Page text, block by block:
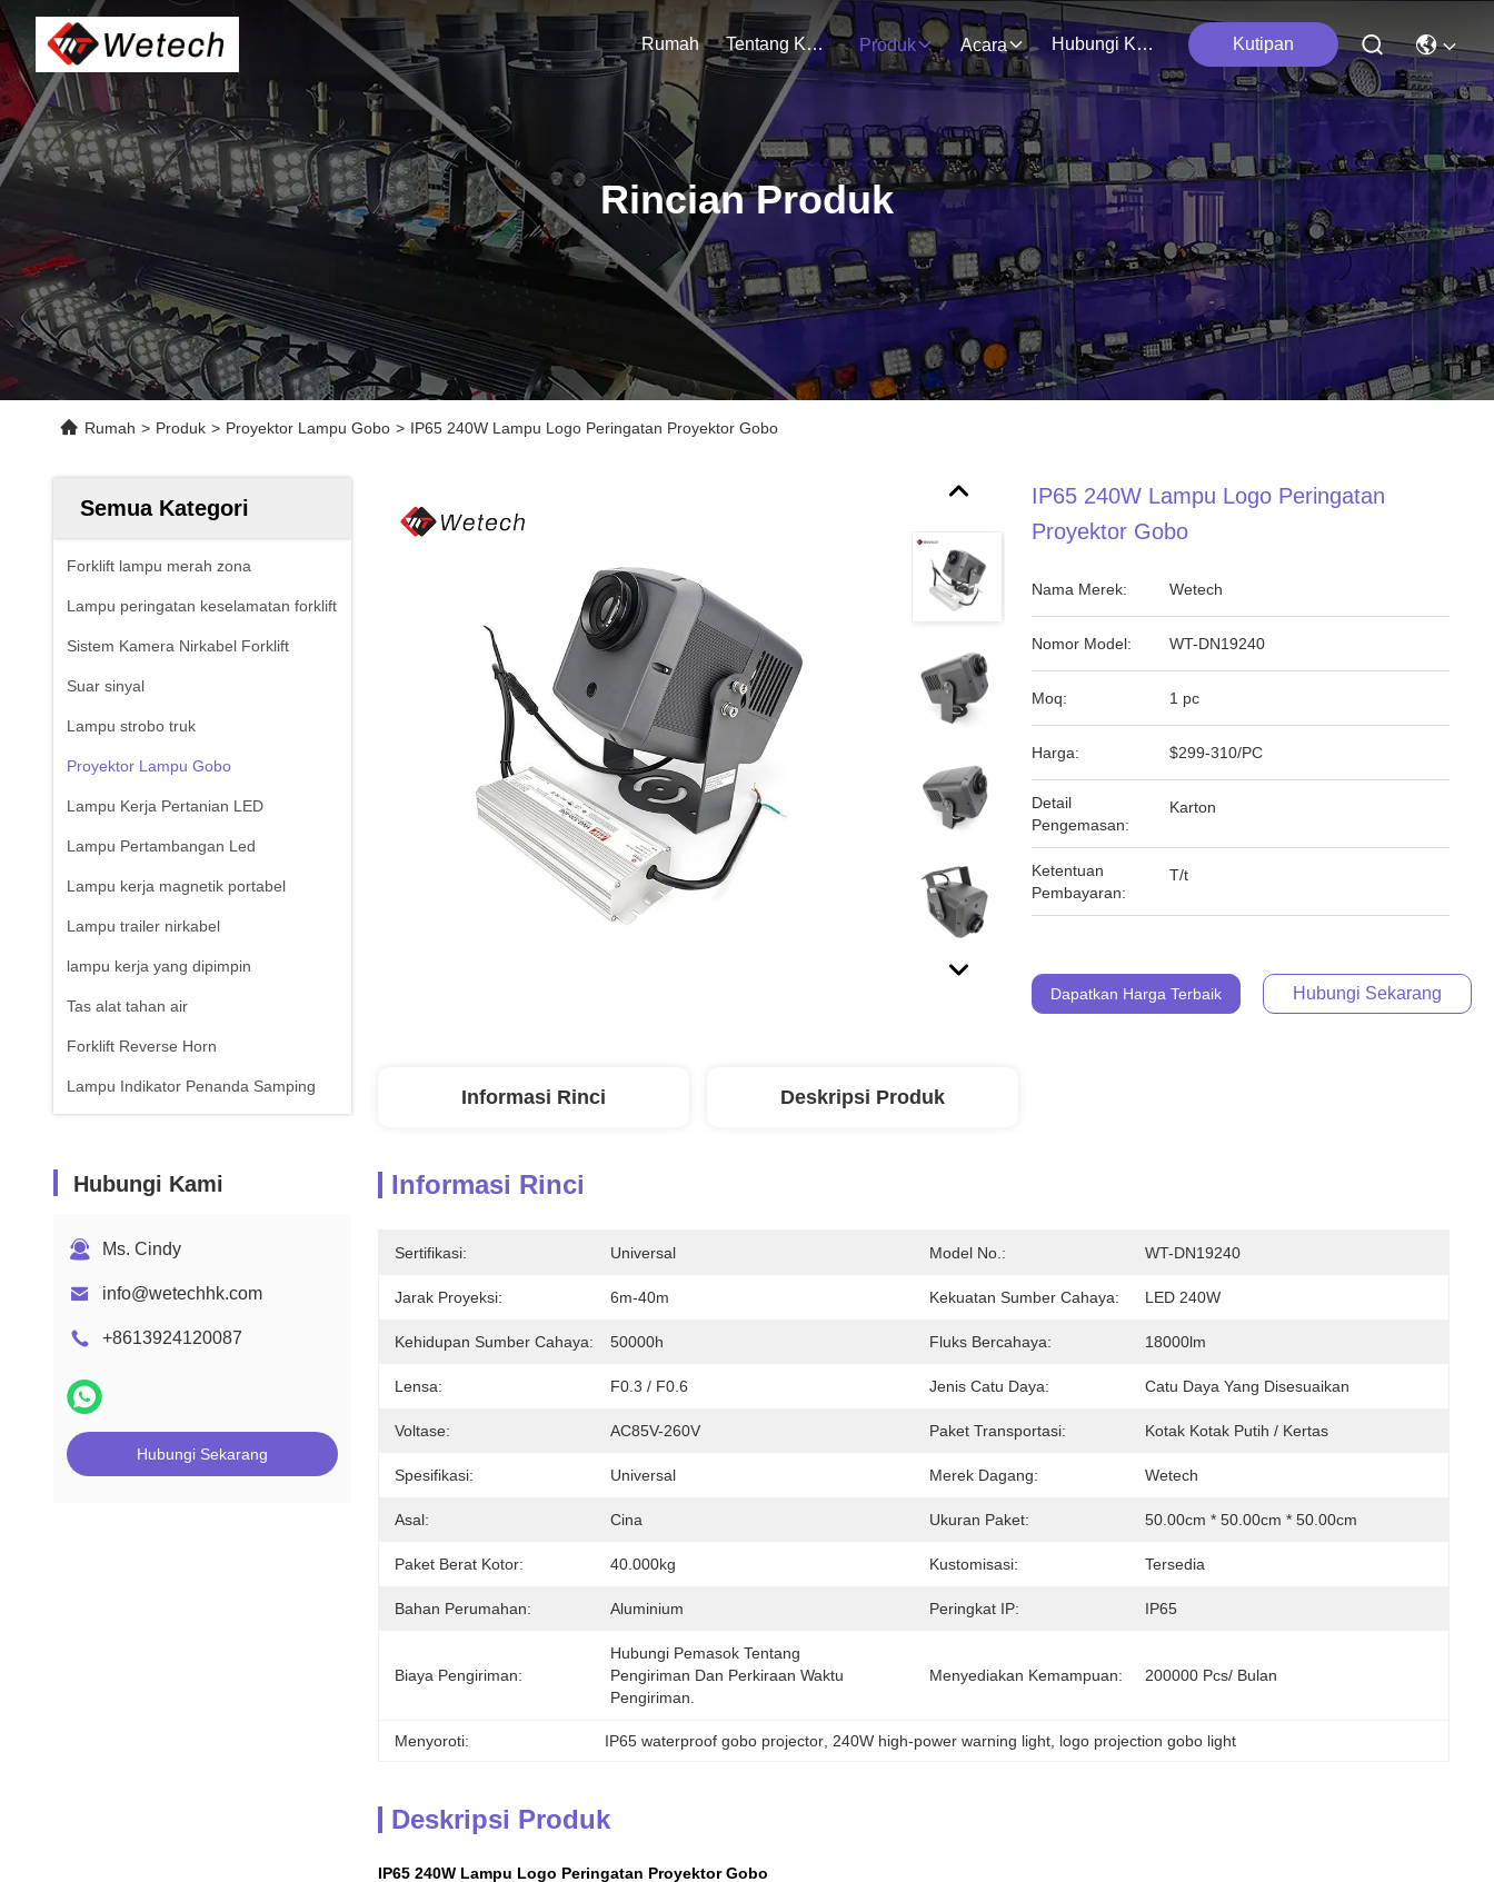
Rumah Tentang Kami Produk Acara Hubungi Kami Kutipan
Rincian Produk
Rumah > Produk > Proyektor Lampu Gobo > IP65 240W Lampu Logo Peringatan Proyektor Gobo
Semua Kategori
Forklift lampu merah zona
Lampu peringatan keselamatan forklift
Sistem Kamera Nirkabel Forklift
Suar sinyal
Lampu strobo truk
Proyektor Lampu Gobo
Lampu Kerja Pertanian LED
Lampu Pertambangan Led
Lampu kerja magnetik portabel
Lampu trailer nirkabel
lampu kerja yang dipimpin
Tas alat tahan air
Forklift Reverse Horn
Lampu Indikator Penanda Samping
Hubungi Kami
Ms. Cindy
info@wetechhk.com
+8613924120087
Hubungi Sekarang
IP65 240W Lampu Logo Peringatan
Proyektor Gobo
Nama Merek: Wetech
Nomor Model: WT-DN19240
Moq: 1 pc
Harga: $299-310/PC
Detail
Pengemasan:
Karton
Ketentuan
Pembayaran:
T/t
Dapatkan Harga Terbaik Hubungi Sekarang
Informasi Rinci Deskripsi Produk
Informasi Rinci
Sertifikasi: Universal Model No.: WT-DN19240
Jarak Proyeksi: 6m-40m Kekuatan Sumber Cahaya: LED 240W
Kehidupan Sumber Cahaya: 50000h Fluks Bercahaya: 18000lm
Lensa: F0.3 / F0.6 Jenis Catu Daya: Catu Daya Yang Disesuaikan
Voltase: AC85V-260V Paket Transportasi: Kotak Kotak Putih / Kertas
Spesifikasi: Universal Merek Dagang: Wetech
Asal: Cina Ukuran Paket: 50.00cm * 50.00cm * 50.00cm
Paket Berat Kotor: 40.000kg Kustomisasi: Tersedia
Bahan Perumahan: Aluminium Peringkat IP: IP65
Biaya Pengiriman:
Hubungi Pemasok Tentang
Pengiriman Dan Perkiraan Waktu
Pengiriman.
Menyediakan Kemampuan: 200000 Pcs/ Bulan
Menyoroti: IP65 waterproof gobo projector, 240W high-power warning light, logo projection gobo light
Deskripsi Produk
IP65 240W Lampu Logo Peringatan Proyektor Gobo